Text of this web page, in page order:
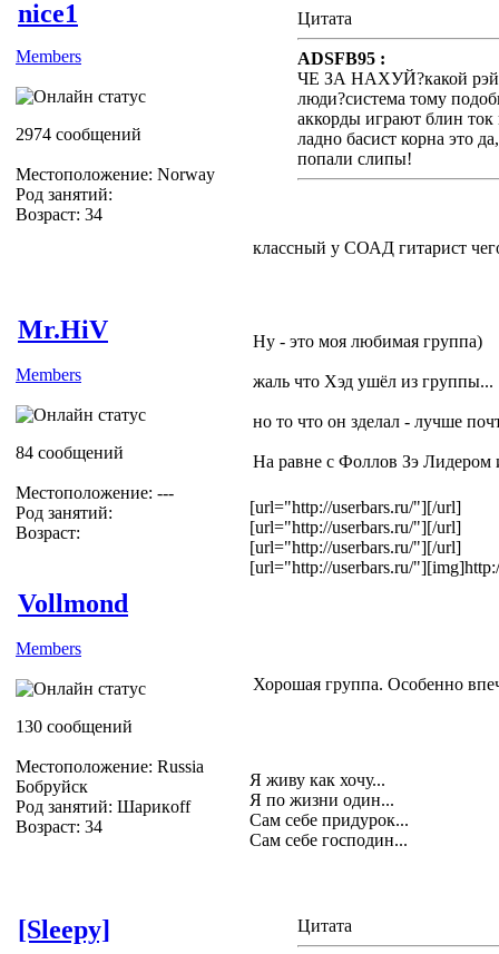
nice1
Members
2974 сообщений
Местоположение: Norway
Род занятий:
Возраст: 34
Цитата
ADSFB95 :
ЧЕ ЗА НАХУЙ?какой
люди?система тому
аккорды играют блин ток
ладно басист корна это
попали слипы!
классный у СОАД гитарист
Mr.HiV
Members
84 сообщений
Местоположение: ---
Род занятий:
Возраст:
Ну - это моя любимая группа)
жаль что Хэд ушёл из группы...
но то что он зделал - лучше
На равне с Фоллов Зэ
[url="http://userbars.ru/"][/url]
[url="http://userbars.ru/"][/url]
[url="http://userbars.ru/"][/url]
[url="http://userbars.ru/
Vollmond
Members
130 сообщений
Местоположение: Russia
Бобруйск
Род занятий: Шарикoff
Возраст: 34
Хорошая группа. Особенно
Я живу как хочу...
Я по жизни один...
Сам себе придурок...
Сам себе господин...
[Sleepy] Цитата